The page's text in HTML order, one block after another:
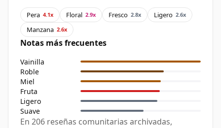
Pera 4.1x Floral 2.9x Fresco 2.8x Ligero 2.6x
Manzana 2.6x
Notas más frecuentes
Vainilla
Roble
Miel
Fruta
Ligero
Suave
En 206 reseñas comunitarias archivadas,